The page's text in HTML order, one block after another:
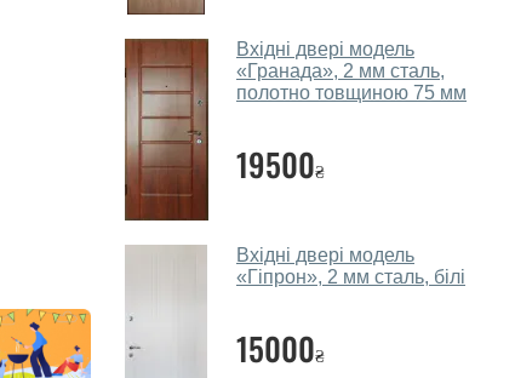
Вхідні двері модель
«Гранада», 2 мм сталь,
полотно товщиною 75 мм
19500₴
Вхідні двері модель
«Гіпрон», 2 мм сталь, білі
15000₴